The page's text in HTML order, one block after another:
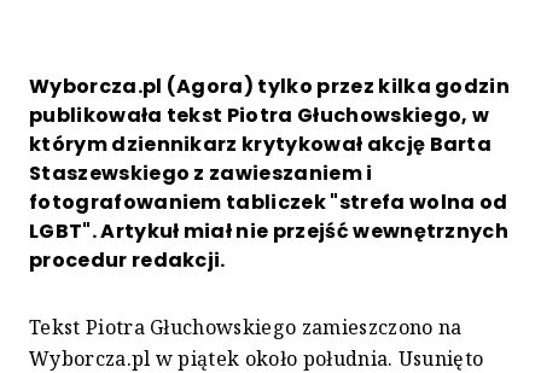
Wyborcza.pl (Agora) tylko przez kilka godzin
publikowała tekst Piotra Głuchowskiego, w
którym dziennikarz krytykował akcję Barta
Staszewskiego z zawieszaniem i
fotografowaniem tabliczek "strefa wolna od
LGBT". Artykuł miał nie przejść wewnętrznych
procedur redakcji.
Tekst Piotra Głuchowskiego zamieszczono na
Wyborcza.pl w piątek około południa. Usunięto